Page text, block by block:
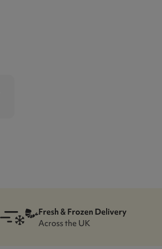
Fresh & Frozen Delivery
Across the UK